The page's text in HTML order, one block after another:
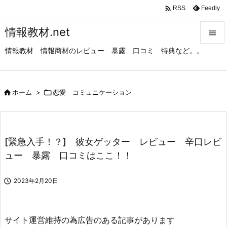
情報教材.net
情報教材 情報商材のレビュー 暴露 口コミ 特典など。。

次へ
 RSS Feedly
ホーム > 恋愛 コミュニケーション
[緊急入手！？] 彼女ゲッター レビュー 辛口レビ
ュー 暴露 口コミはここ！！
 2023年2月20日
サイト運営維持の為広告のある記事があります